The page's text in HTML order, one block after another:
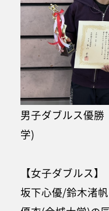
男子ダブルス優
学)
【女子ダブルス】
坂下心優/鈴木渚